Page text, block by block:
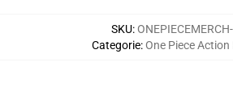
SKU:
Categorie:One Piece Action